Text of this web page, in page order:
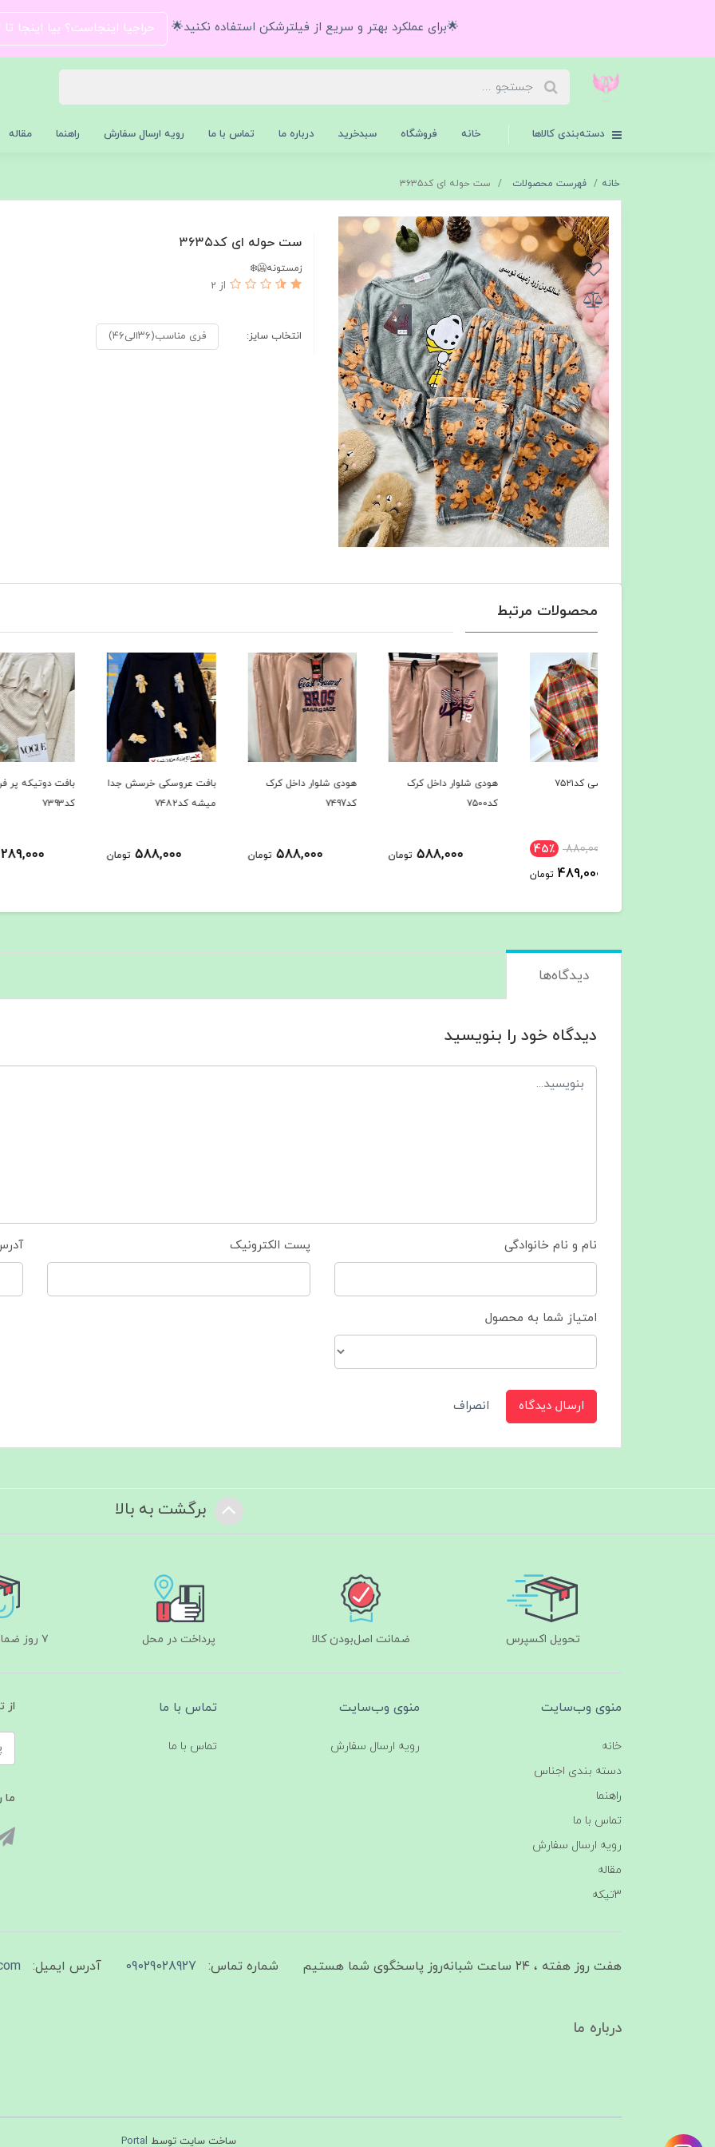
🌟برای عملکرد بهتر و سریع از فیلترشکن استفاده نکنید🌟 حراجیا اینجاست؟ بیا اینجا
دسته‌بندی کالاها خانه فروشگاه سبدخرید درباره ما تماس با ما رویه ارسال سفارش راهنما مقاله
خانه فهرست محصولات ست حوله ای کد۳۶۳۵
ست حوله ای کد۳۶۳۵
زمستونه🥶❄️
از 2
انتخاب سایز: فری مناسب(۳۶الی۴۶)
محصولات مرتبط
هودی شلوار داخل کرک
588,000
هودی شلوار داخل کرک
588,000
بافت عروسکی خرسش جدا
588,000
بافت دوتیکه پر فروش
کد۷۳۹۳
1,289,000
حراجی
دیدگاه‌ها
دیدگاه خود را بنویسید
نام و نام خانوادگی پست الکترونیک
امتیاز شما به محصول
ارسال دیدگاه انصراف
برگشت به بالا
تحویل اکسپرس ضمانت اصل‌بودن کالا پرداخت در محل ۷ روز ضمانت بازگشت
منوی وب‌سایت
خانه
دسته بندی اجناس
راهنما
تماس با ما
رویه ارسال سفارش
مقاله
3تیکه
منوی وب‌سایت
رویه ارسال سفارش
تماس با ما
تماس با ما
از
ما
هفت روز هفته ، ۲۴ ساعت شبانه‌روز پاسخگوی شما هستیم شماره تماس: 09029028927 آدرس ایمیل:
درباره ما
ساخت سایت توسط Portal